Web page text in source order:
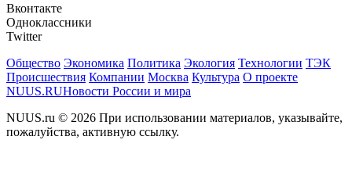
Вконтакте
Одноклассники
Twitter
Общество Экономика Политика Экология Технологии ТЭК
Происшествия Компании Москва Культура О проекте
NUUS.RUНовости России и мира
NUUS.ru © 2026 При использовании материалов, указывайте,
пожалуйства, активную ссылку.